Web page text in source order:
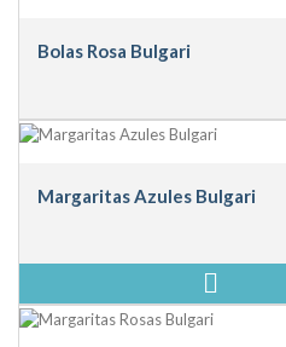
Bolas Rosa Bulgari
Margaritas Azules Bulgari